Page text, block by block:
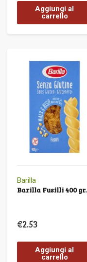
Aggiungi al
carrello
Barilla
Barilla Fusilli 400 gr.
€2.53
Aggiungi al
carrello